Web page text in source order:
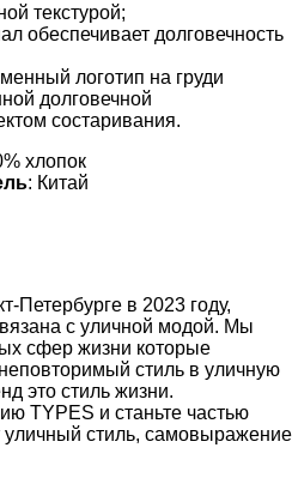
текстурой;
обеспечивает долговечность
логотип на груди
долговечной
состаривания.
хлопок
: Китай
Петербурге в 2023 году,
с уличной модой. Мы
сфер жизни которые
стиль в уличную
это стиль жизни.
TYPES и станьте частью
уличный стиль, самовыражение